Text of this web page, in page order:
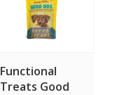
Functional
Treats Good